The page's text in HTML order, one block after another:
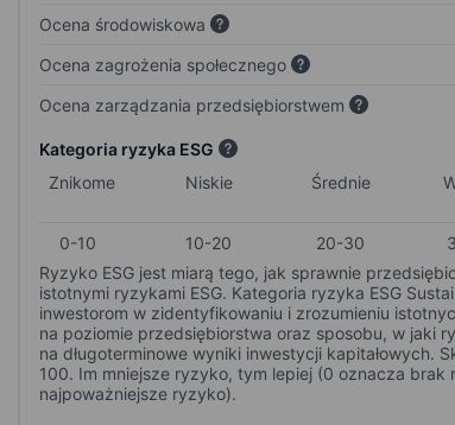
Ocena środowiskowa
Ocena zagrożenia społecznego
Ocena zarządzania przedsiębiorstwem
Kategoria ryzyka ESG
Znikome
Niskie Średnie
0-10 10-20 20-30
Ryzyko ESG jest miarą tego, jak sprawnie
istotnymi ryzykami ESG. Kategoria ryzyka ESG
inwestorom w zidentyfikowaniu i zrozumieniu
na poziomie przedsiębiorstwa oraz sposobu, w jaki
na długoterminowe wyniki inwestycji kapitałowych.
100. Im mniejsze ryzyko, tym lepiej (0 oznacza brak
najpoważniejsze ryzyko).